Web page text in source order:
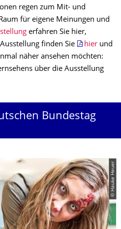
regen zum Mit- und
für eigene Meinungen und
erfahren Sie hier,
finden Sie
hier und
näher ansehen möchten:
über die Ausstellung
Bundestag
© Hauke Heuer